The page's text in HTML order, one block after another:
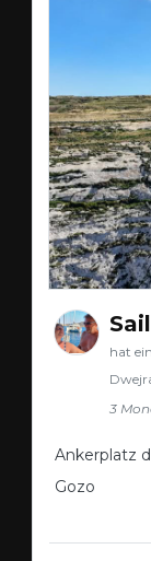
hat
3
Ankerplatz
Gozo